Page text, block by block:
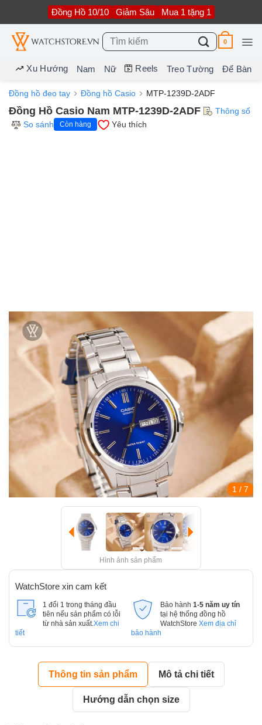
nội
dung
Đồng Hồ 10/10 Giảm Sâu Mua 1 tặng 1
Tìm
kiếm:
0
Xu Hướng Nam Nữ Reels Treo Tường Để Bàn
Đồng hồ đeo tay Đồng hồ Casio MTP-1239D-2ADF
Đồng Hồ Casio Nam MTP-1239D-2ADF
Thông số
So sánh
Còn hàng Yêu thích
1 / 7
Hình ảnh sản phẩm
WatchStore xin cam kết
1 đổi 1 trong tháng đầu
tiên nếu sản phẩm có lỗi
từ nhà sản xuất. Xem chi
tiết
Bảo hành 1-5 năm uy tín
tại hệ thống đồng hồ
WatchStore Xem địa chỉ
bảo hành
Thông tin sản phẩm Mô tả chi tiết
Hướng dẫn chọn size